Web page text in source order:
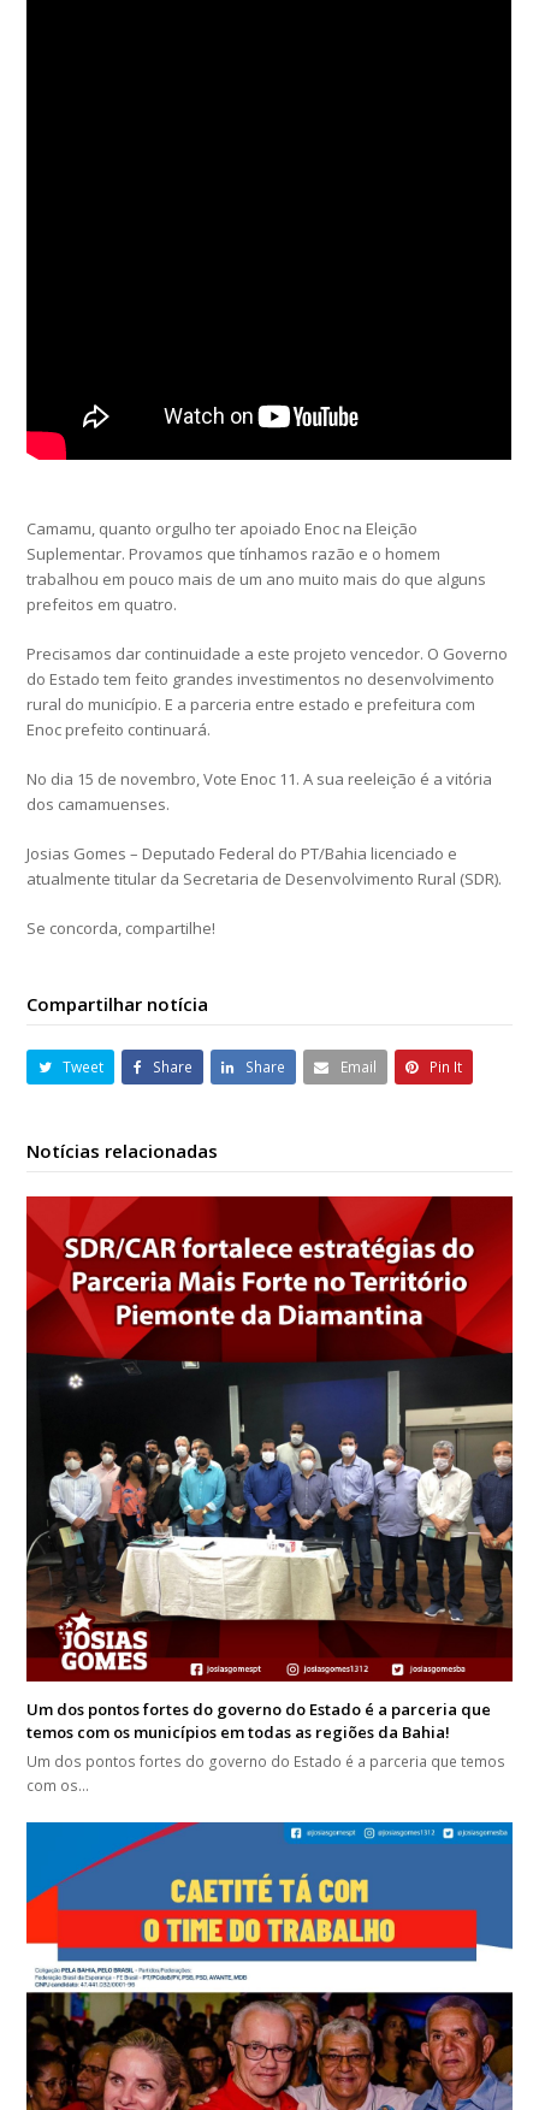
Camamu, quanto orgulho ter apoiado Enoc na Eleição
Suplementar. Provamos que tínhamos razão e o homem
trabalhou em pouco mais de um ano muito mais do que alguns
prefeitos em quatro.
Precisamos dar continuidade a este projeto vencedor. O Governo
do Estado tem feito grandes investimentos no desenvolvimento
rural do município. E a parceria entre estado e prefeitura com
Enoc prefeito continuará.
No dia 15 de novembro, Vote Enoc 11. A sua reeleição é a vitória
dos camamuenses.
Josias Gomes – Deputado Federal do PT/Bahia licenciado e
atualmente titular da Secretaria de Desenvolvimento Rural (SDR).
Se concorda, compartilhe!
Compartilhar notícia
Tweet Share Share Email Pin It
Notícias relacionadas
Um dos pontos fortes do governo do Estado é a parceria que
temos com os municípios em todas as regiões da Bahia!
Um dos pontos fortes do governo do Estado é a parceria que temos
com os…